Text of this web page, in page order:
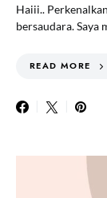
Haiii..
bersaudara.
READ MORE